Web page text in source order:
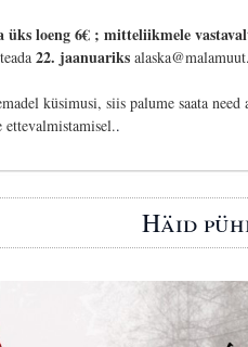
üks loeng 6€ ; mitteliikmele
22. jaanuariks
küsimusi, siis palume saata
ettevalmistamisel..
Häid